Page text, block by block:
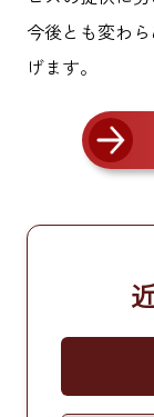
今後とも変わ
げます。